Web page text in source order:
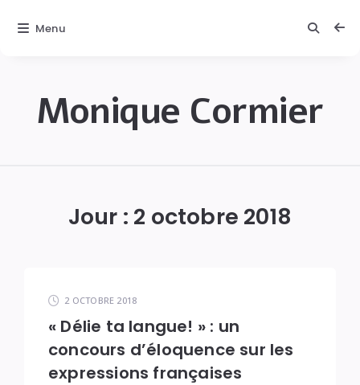
Monique Cormier
Jour : 2 octobre 2018
2 OCTOBRE 2018
« Délie ta langue! » : un
concours d’éloquence sur les
expressions françaises
Menu